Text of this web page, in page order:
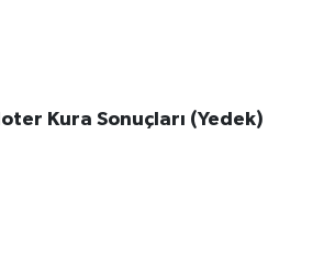
Kura Sonuçları (Yedek)